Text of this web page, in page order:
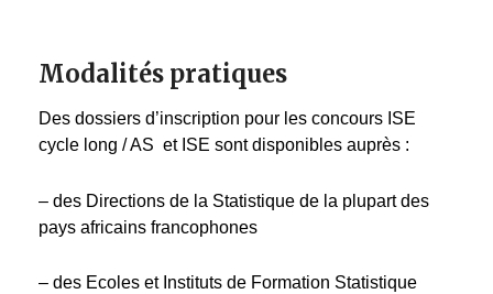
Modalités pratiques
Des dossiers d’inscription pour les concours ISE
cycle long / AS et ISE sont disponibles auprès :
– des Directions de la Statistique de la plupart des
pays africains francophones
– des Ecoles et Instituts de Formation Statistique